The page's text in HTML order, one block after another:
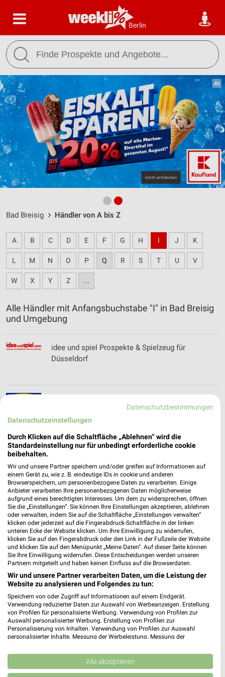
Berlin
Bad Breisig Händler von A bis Z
A B C D E F G H I J K
L M N O P Q R S T U V
W X Y Z ...
Alle Händler mit Anfangsbuchstabe "I" in Bad Breisig
und Umgebung
idee und spiel Prospekte & Spielzeug für
Düsseldorf
INTERSPORT Prospekte, Angebote & Aktionen
Noch mehr Angebote in
der weekli App!
Jetzt kostenlos laden
Datenschutzbestimmungen
Datenschutzeinstellungen
Durch Klicken auf die Schaltfläche „Ablehnen“ wird die
Standardeinstellung nur für unbedingt erforderliche cookie
beibehalten.
Wir und unsere Partner speichern und/oder greifen auf Informationen auf
einem Gerät zu, wie z. B. eindeutige IDs in cookie und anderen
Browserspeichern, um personenbezogene Daten zu verarbeiten. Einige
Anbieter verarbeiten Ihre personenbezogenen Daten möglicherweise
aufgrund eines berechtigten Interesses. Um dem zu widersprechen, öffnen
Sie die „Einstellungen“. Sie können Ihre Einstellungen akzeptieren, ablehnen
oder verwalten, indem Sie auf die Schaltfläche „Einstellungen verwalten“
klicken oder jederzeit auf die Fingerabdruck-Schaltfläche in der linken
unteren Ecke der Website klicken. Um Ihre Einwilligung zu widerrufen,
klicken Sie auf den Fingerabdruck oder den Link in der Fußzeile der Website
und klicken Sie auf den Menüpunkt „Meine Daten“. Auf dieser Seite können
Sie Ihre Einwilligung widerrufen. Diese Entscheidungen werden unseren
Partnern mitgeteilt und haben keinen Einfluss auf die Browserdaten.
Wir und unsere Partner verarbeiten Daten, um die Leistung der
Website zu analysieren und Folgendes zu tun:
Speichern von oder Zugriff auf Informationen auf einem Endgerät.
Verwendung reduzierter Daten zur Auswahl von Werbeanzeigen. Erstellung
von Profilen für personalisierte Werbung. Verwendung von Profilen zur
Auswahl personalisierter Werbung. Erstellung von Profilen zur
Personalisierung von Inhalten. Verwendung von Profilen zur Auswahl
personalisierter Inhalte. Messung der Werbeleistung. Messung der
Kombinationen von Daten aus verschiedenen Quellen. Entwicklung und
Verbesserung der Angebote. Verwendung reduzierter Daten zur Auswahl
von Inhalten.
Alle akzeptieren